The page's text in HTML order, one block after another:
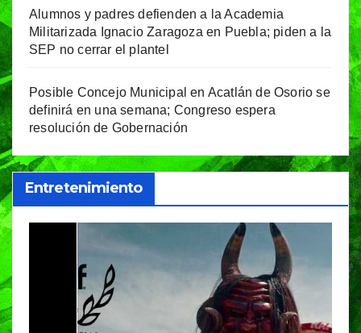
Alumnos y padres defienden a la Academia
Militarizada Ignacio Zaragoza en Puebla; piden a la
SEP no cerrar el plantel
Posible Concejo Municipal en Acatlán de Osorio se
definirá en una semana; Congreso espera
resolución de Gobernación
Entretenimiento